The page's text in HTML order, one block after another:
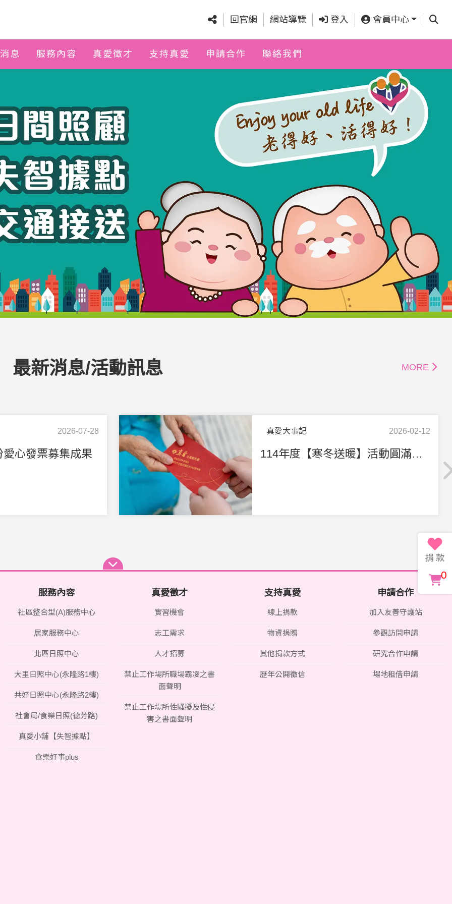
回官網 網站導覽 登入 會員中心 查詢
息 服務內容 真愛徵才 支持真愛 申請合作 聯絡我們
最新消息/活動訊息 MORE
2026-07-28
心發票募集成果
真愛大事記 2026-02-12
114年度【寒冬送暖】活動圓滿達成！
服務內容
社區整合型(A)服務中心
居家服務中心
北區日照中心
大里日照中心(永隆路1樓)
共好日照中心(永隆路2樓)
社會局/食樂日照(德芳路)
真愛小舖【失智據點】
食樂好事plus
真愛徵才
實習機會
志工需求
人才招募
禁止工作場所職場霸凌之書
面聲明
禁止工作場所性騷擾及性侵
害之書面聲明
支持真愛
線上捐款
物資捐贈
其他捐款方式
歷年公開徵信
申請合作
加入友善守護站
參觀訪問申請
研究合作申請
場地租借申請
0